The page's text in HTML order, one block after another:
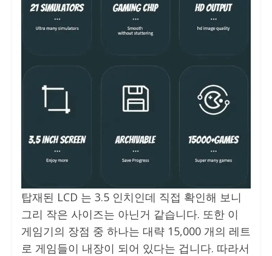
탑재된 LCD 는 3.5 인치인데 직접 확인해 보니
그리 작은 사이즈는 아닌거 같습니다. 또한 이
게임기의 장점 중 하나는 대략 15,000 개의 레트
로 게임들이 내장이 되어 있다는 겁니다. 따라서